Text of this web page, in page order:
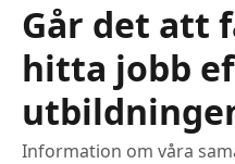
Går det att
hitta jobb
Information om våra